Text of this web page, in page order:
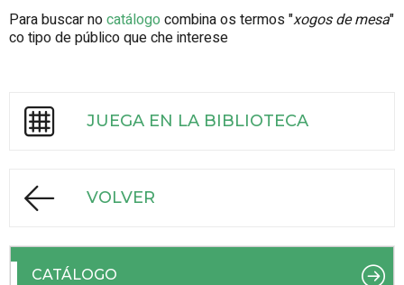
Para buscar nocatálogo combina os termos "xogos de mesa"
co tipo de público que che interese
JUEGA EN LA BIBLIOTECA
VOLVER
CATÁLOGO